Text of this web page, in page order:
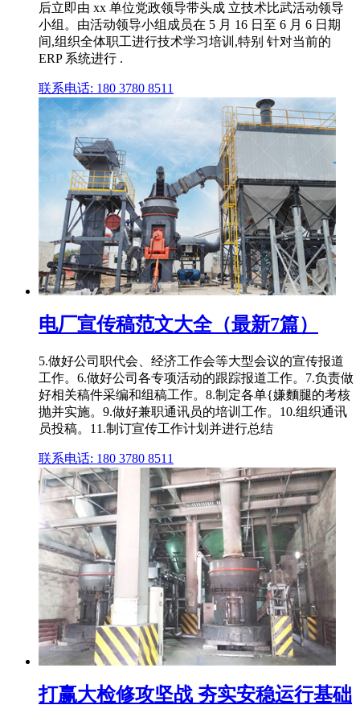
后立即由 xx 单位党政领导带头成 立技术比武活动领导
小组。由活动领导小组成员在 5 月 16 日至 6 月 6 日期
间,组织全体职工进行技术学习培训,特别 针对当前的
ERP 系统进行 .
联系电话: 180 3780 8511
电厂宣传稿范文大全（最新7篇）
5.做好公司职代会、经济工作会等大型会议的宣传报道
工作。6.做好公司各专项活动的跟踪报道工作。7.负责做
好相关稿件采编和组稿工作。8.制定各单{嫌麵腿的考核
抛并实施。9.做好兼职通讯员的培训工作。10.组织通讯
员投稿。11.制订宣传工作计划并进行总结
联系电话: 180 3780 8511
打赢大检修攻坚战 夯实安稳运行基础